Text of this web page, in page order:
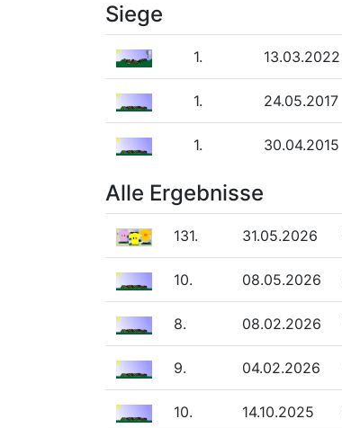
Siege
1. 13.03.2022
1. 24.05.2017
1. 30.04.2015
Alle Ergebnisse
131. 31.05.2026
10. 08.05.2026
8. 08.02.2026
9. 04.02.2026
10. 14.10.2025